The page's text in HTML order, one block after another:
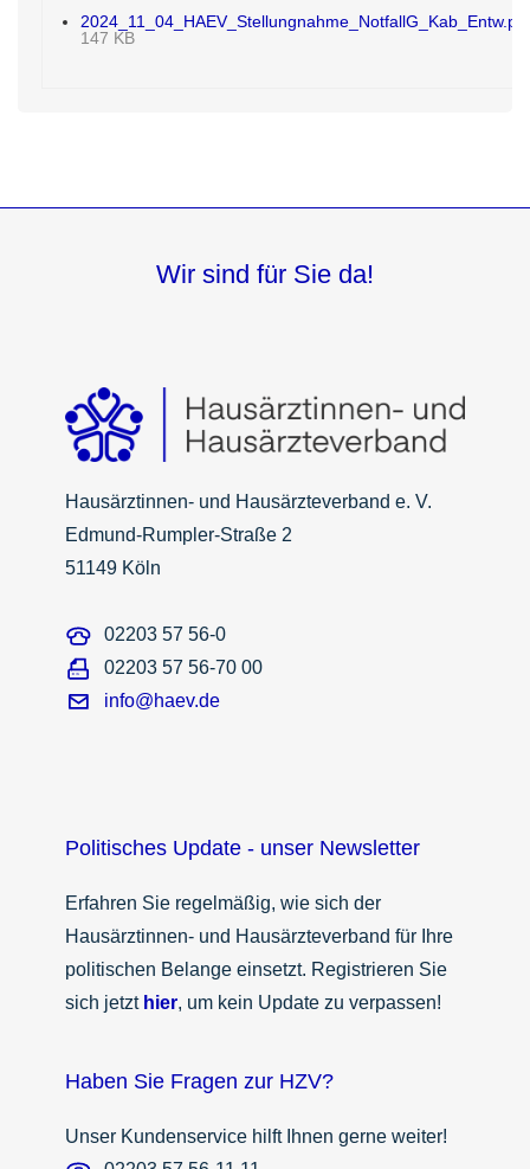
2024_11_04_HAEV_Stellungnahme_NotfallG_Kab_Entw.pdf
147 KB
Wir sind für Sie da!
Hausärztinnen- und Hausärzteverband e. V.
Edmund-Rumpler-Straße 2
51149 Köln
02203 57 56-0
02203 57 56-70 00
info@haev.de
Politisches Update - unser Newsletter
Erfahren Sie regelmäßig, wie sich der
Hausärztinnen- und Hausärzteverband für Ihre
politischen Belange einsetzt. Registrieren Sie
sich jetzt hier, um kein Update zu verpassen!
Haben Sie Fragen zur HZV?
Unser Kundenservice hilft Ihnen gerne weiter!